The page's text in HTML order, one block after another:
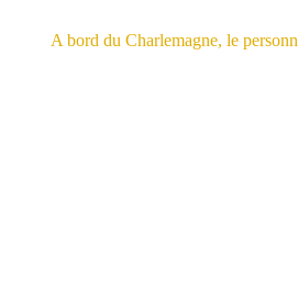
A bord du Charlemagne, le